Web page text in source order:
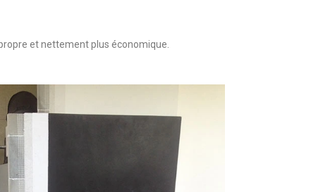
et nettement plus économique.